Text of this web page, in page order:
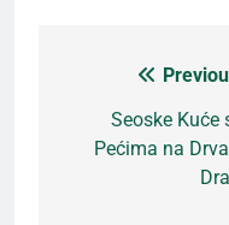
Кретање
чланка
Seoske Kuće
Pećima na